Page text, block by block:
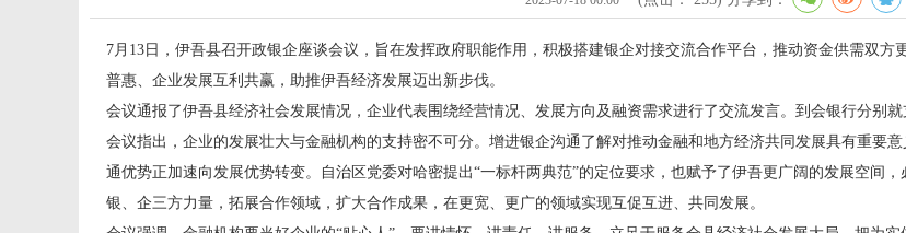
7月13日，伊吾县召开政银企座谈会议，旨在发挥政府职能作用，积极搭建银企对接交流合作平台，推动资金供需双
普惠、企业发展互利共赢，助推伊吾经济发展迈出新步伐。
会议通报了伊吾县经济社会发展情况，企业代表围绕经营情况、发展方向及融资需求进行了交流发言。到会银行分别
会议指出，企业的发展壮大与金融机构的支持密不可分。增进银企沟通了解对推动金融和地方经济共同发展具有重要
通优势正加速向发展优势转变。自治区党委对哈密提出“一标杆两典范”的定位要求，也赋予了伊吾更广阔的发展空间
银、企三方力量，拓展合作领域，扩大合作成果，在更宽、更广的领域实现互促互进、共同发展。